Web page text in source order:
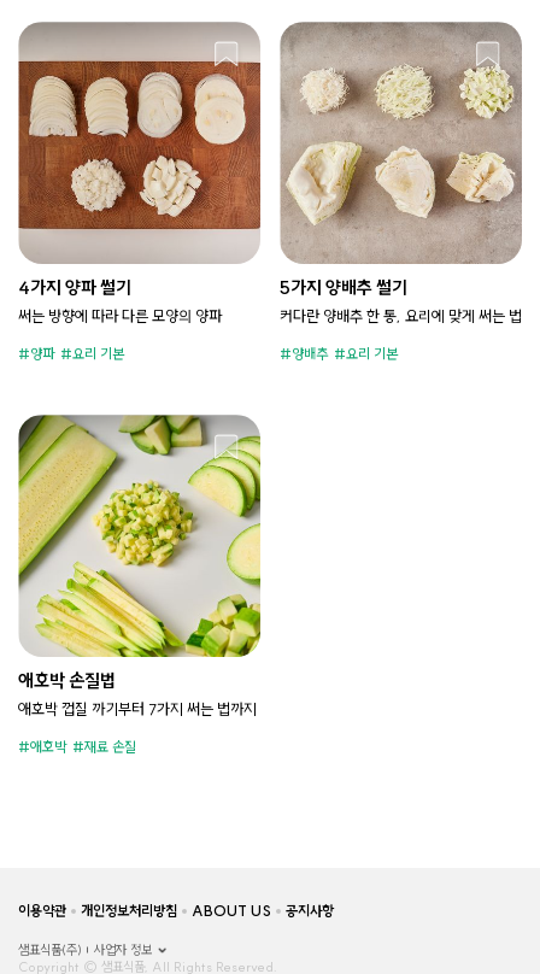
4가지 양파 썰기
써는 방향에 따라 다른 모양의 양파
양파 요리 기본
5가지 양배추 썰기
커다란 양배추 한 통, 요리에 맞게 써는 법
양배추 요리 기본
애호박 손질법
애호박 껍질 까기부터 7가지 써는 법까지
애호박 재료 손질
이용약관 개인정보처리방침 ABOUT US 공지사항
샘표식품(주)
사업자 정보
Copyright © 샘표식품, All Rights Reserved.